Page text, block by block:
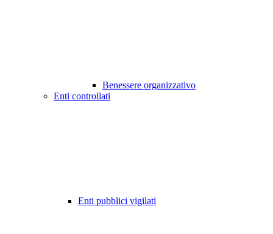
Benessere organizzativo
Enti controllati
Enti pubblici vigilati